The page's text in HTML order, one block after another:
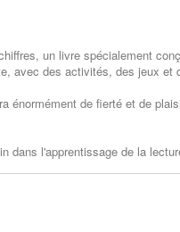
un livre spécialement
avec des activités, des jeux et
énormément de fierté et de
dans l'apprentissage de la